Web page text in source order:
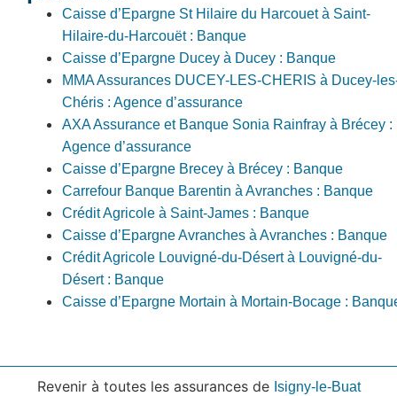
Caisse d’Epargne St Hilaire du Harcouet à Saint-
Hilaire-du-Harcouët : Banque
Caisse d’Epargne Ducey à Ducey : Banque
MMA Assurances DUCEY-LES-CHERIS à Ducey-
Chéris : Agence d’assurance
AXA Assurance et Banque Sonia Rainfray à Brécey :
Agence d’assurance
Caisse d’Epargne Brecey à Brécey : Banque
Carrefour Banque Barentin à Avranches : Banque
Crédit Agricole à Saint-James : Banque
Caisse d’Epargne Avranches à Avranches : Banque
Crédit Agricole Louvigné-du-Désert à Louvigné-du-
Désert : Banque
Caisse d’Epargne Mortain à Mortain-Bocage :
Revenir à toutes les assurances de Isigny-le-Buat